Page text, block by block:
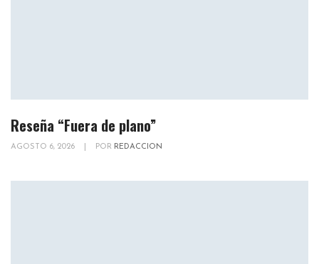
Reseña “Fuera de plano”
AGOSTO 6, 2026 POR REDACCION